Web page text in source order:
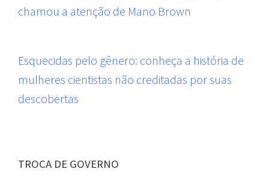
chamou a atenção de Mano Brown
Esquecidas pelo gênero: conheça a história de
mulheres cientistas não creditadas por suas
descobertas
TROCA DE GOVERNO